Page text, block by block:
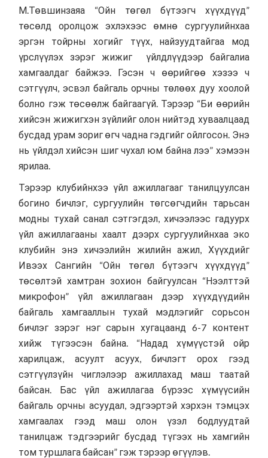
М.Төвшинзаяа “Ойн төгөл бүтээгч хүүхдүүд”
төсөлд оролцож эхлэхээс өмнө сургуулийнхаа
эргэн тойрны хогийг түүх, найзуудтайгаа мод
үрслүүлэх зэрэг жижиг үйлдлүүдээр байгалиа
хамгаалдаг байжээ. Гэсэн ч өөрийгөө хэзээ ч
сэтгүүлч, эсвэл байгаль орчны төлөөх дуу хоолой
болно гэж төсөөлж байгаагүй. Тэрээр “Би өөрийн
хийсэн жижигхэн зүйлийг олон нийтэд хуваалцаад
бусдад урам зориг өгч чадна гэдгийг ойлгосон. Энэ
нь үйлдэл хийсэн шиг чухал юм байна лээ” хэмээн
ярилаа.
Тэрээр клубийнхээ үйл ажиллагааг танилцуулсан
богино бичлэг, сургуулийн төгсөгчдийн тарьсан
модны тухай санал сэтгэгдэл, хичээлээс гадуурх
үйл ажиллагааны хаалт дээрх сургуулийнхаа эко
клубийн энэ хичээлийн жилийн ажил, Хүүхдийг
Ивээх Сангийн “Ойн төгөл бүтээгч хүүхдүүд”
төсөлтэй хамтран зохион байгуулсан “Нээлттэй
микрофон” үйл ажиллагаан дээр хүүхдүүдийн
байгаль хамгааллын тухай мэдлэгийг сорьсон
бичлэг зэрэг нэг сарын хугацаанд 6-7 контент
хийж түгээсэн байна. “Надад хүмүүстэй ойр
харилцаж, асуулт асуух, бичлэгт орох гээд
сэтгүүлзүйн чиглэлээр ажиллахад маш таатай
байсан. Бас үйл ажиллагаа бүрээс хүмүүсийн
байгаль орчны асуудал, эдгээртэй хэрхэн тэмцэх
хамгаалах гээд маш олон үзэл бодлуудтай
танилцаж тэдгээрийг бусдад түгээх нь хамгийн
том туршлага байсан” гэж тэрээр өгүүлэв.